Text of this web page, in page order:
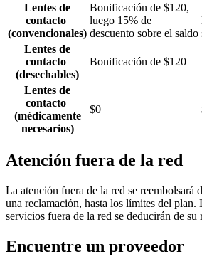
Lentes de
contacto
(convencionales)
Bonificación de $120,
luego 15% de
descuento sobre el saldo
Lentes de
contacto
(desechables)
Bonificación de $120
Lentes de
contacto
(médicamente
necesarios)
$0
Atención fuera de la red
La atención fuera de la red se reembolsará
una reclamación, hasta los límites del plan.
servicios fuera de la red se deducirán de su
Encuentre un proveedor